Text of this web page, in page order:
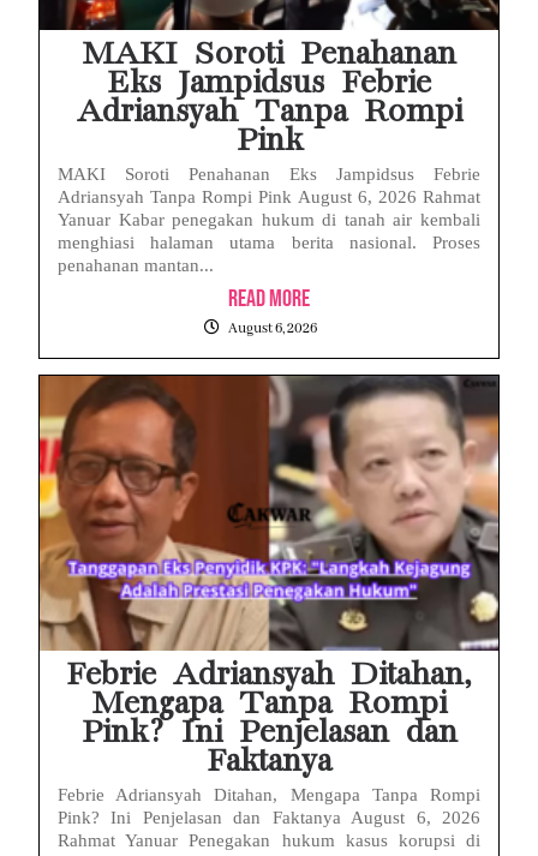
MAKI Soroti Penahanan
Eks Jampidsus Febrie
Adriansyah Tanpa Rompi
Pink
MAKI Soroti Penahanan Eks Jampidsus Febrie
Adriansyah Tanpa Rompi Pink August 6, 2026 Rahmat
Yanuar Kabar penegakan hukum di tanah air kembali
menghiasi halaman utama berita nasional. Proses
penahanan mantan...
Read More
August 6, 2026
Febrie Adriansyah Ditahan,
Mengapa Tanpa Rompi
Pink? Ini Penjelasan dan
Faktanya
Febrie Adriansyah Ditahan, Mengapa Tanpa Rompi
Pink? Ini Penjelasan dan Faktanya August 6, 2026
Rahmat Yanuar Penegakan hukum kasus korupsi di